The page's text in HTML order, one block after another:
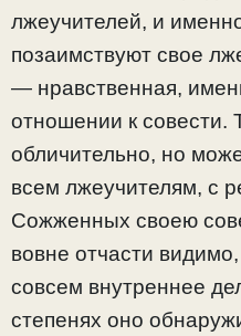
лжеучителей, и
позаимствуют свое
— нравственная,
отношении к совести.
обличительно, но
всем лжеучителям, с
Сожженных своею
вовне отчасти
совсем внутреннее
степенях оно